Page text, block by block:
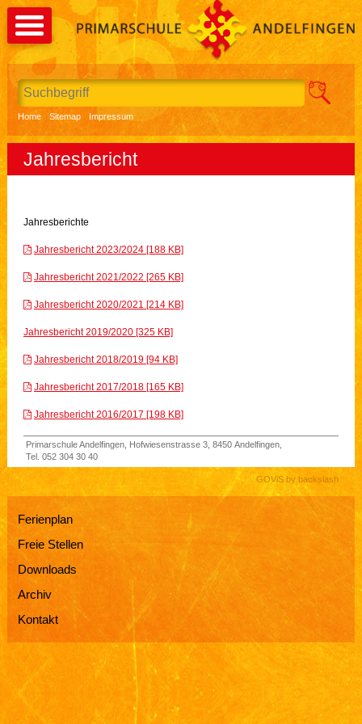
Direkt zum Inhalt springen
Suchbegriff
Suche
Home Sitemap Impressum
Jahresbericht
Jahresberichte
Jahresbericht 2023/2024 [188 KB]
Jahresbericht 2021/2022 [265 KB]
Jahresbericht 2020/2021 [214 KB]
Jahresbericht 2019/2020 [325 KB]
Jahresbericht 2018/2019 [94 KB]
Jahresbericht 2017/2018 [165 KB]
Jahresbericht 2016/2017 [198 KB]
Primarschule Andelfingen, Hofwiesenstrasse 3, 8450 Andelfingen,
Tel. 052 304 30 40
GOViS by backslash
Sidebar
Ferienplan
Freie Stellen
Downloads
Archiv
Kontakt